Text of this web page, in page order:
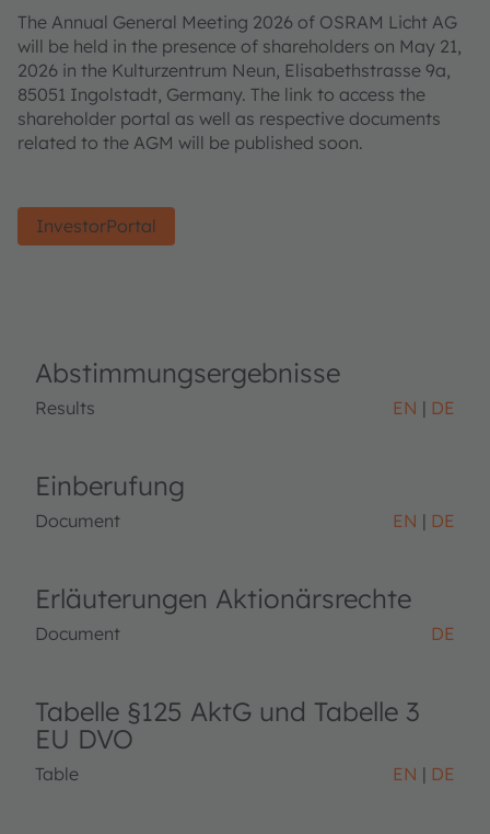
The Annual General Meeting 2026 of OSRAM Licht AG
will be held in the presence of shareholders on May 21,
2026 in the Kulturzentrum Neun, Elisabethstrasse 9a,
85051 Ingolstadt, Germany. The link to access the
shareholder portal as well as respective documents
related to the AGM will be published soon.
InvestorPortal
Abstimmungsergebnisse
Results EN DE
Einberufung
Document EN DE
Erläuterungen Aktionärsrechte
Document DE
Tabelle §125 AktG und Tabelle 3
EU DVO
Table EN DE